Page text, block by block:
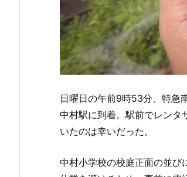
日曜日の午前9時53分、特急
中村駅に到着。駅前でレン
いたのは幸いだった。
中村小学校の校庭正面の並び